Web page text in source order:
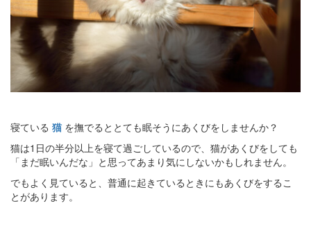
寝ている 猫 を撫でるととても眠そうにあくびをしませんか？
猫は1日の半分以上を寝て過ごしているので、猫があくびをしても
「まだ眠いんだな」と思ってあまり気にしないかもしれません。
でもよく見ていると、普通に起きているときにもあくびをするこ
とがあります。